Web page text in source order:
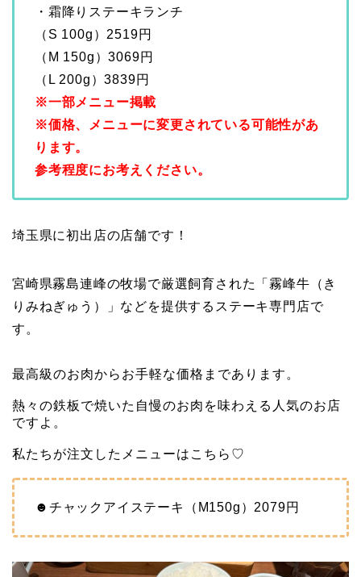
・霜降りステーキランチ
（S 100g）2519円
（M 150g）3069円
（L 200g）3839円
※一部メニュー掲載
※価格、メニューに変更されている可能性があ
ります。
参考程度にお考えください。
埼玉県に初出店の店舗です！
宮崎県霧島連峰の牧場で厳選飼育された「霧峰牛（き
りみねぎゅう）」などを提供するステーキ専門店で
す。
最高級のお肉からお手軽な価格まであります。
熱々の鉄板で焼いた自慢のお肉を味わえる人気のお店
ですよ。
私たちが注文したメニューはこちら♡
☻チャックアイステーキ（M150g）2079円